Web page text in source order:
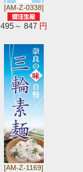
[AM-Z-0338]
495～ 847 円
[AM-Z-1169]